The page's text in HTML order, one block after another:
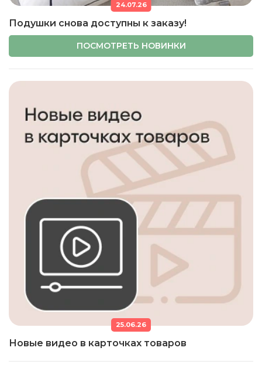
24.07.26
Подушки снова доступны к заказу!
ПОСМОТРЕТЬ НОВИНКИ
25.06.26
Новые видео в карточках товаров